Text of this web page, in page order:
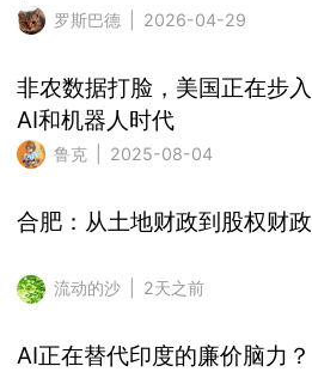
罗斯巴德 | 2026-04-29
非农数据打脸，美国正在步入
AI和机器人时代
鲁克 | 2025-08-04
合肥：从土地财政到股权财政
流动的沙 | 2天之前
AI正在替代印度的廉价脑力？